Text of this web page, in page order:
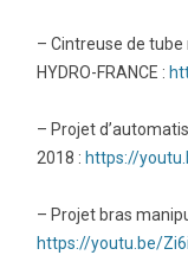
– Cintreuse de tube
HYDRO-FRANCE :
– Projet
2018 : https://
– Projet bras
https://youtu.be/